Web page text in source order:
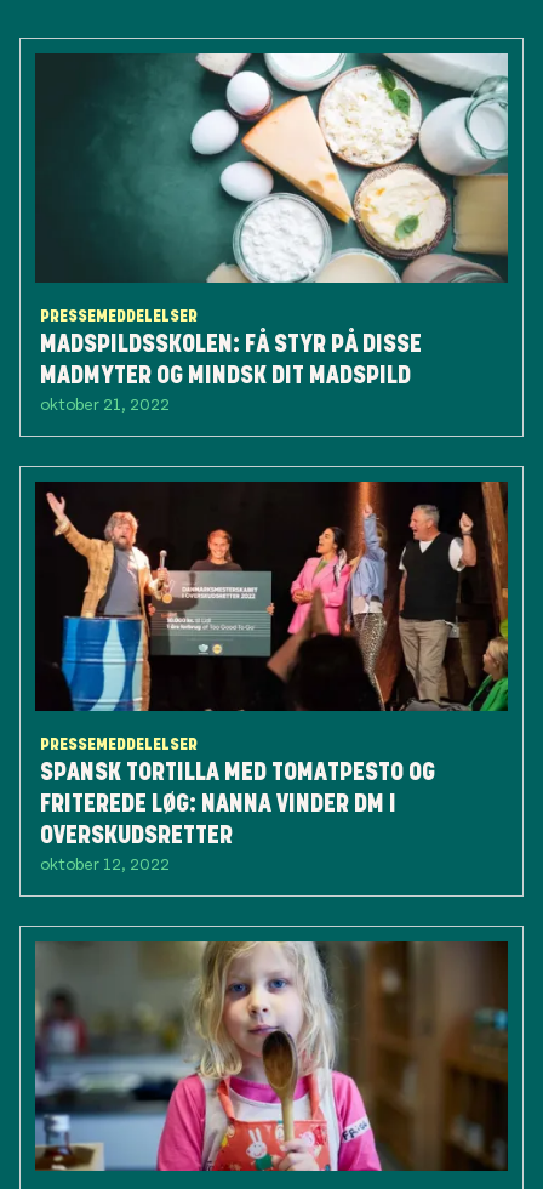
PRESSEMEDDELELSER
MADSPILDSSKOLEN: FÅ STYR PÅ DISSE
MADMYTER OG MINDSK DIT MADSPILD
oktober 21, 2022
PRESSEMEDDELELSER
SPANSK TORTILLA MED TOMATPESTO OG
FRITEREDE LØG: NANNA VINDER DM I
OVERSKUDSRETTER
oktober 12, 2022